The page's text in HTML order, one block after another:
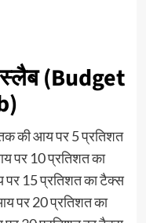
(Budget
की आय पर 5 प्रतिशत
पर 10 प्रतिशत का
15 प्रतिशत का टैक्स
पर 20 प्रतिशत का